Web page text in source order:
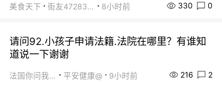
美食天下 街友472838572 8小时前 330 0
请问92.小孩子申请法籍.法院在哪里？有谁知
道说一下谢谢
法国你问我答 平安健康@ 9小时前 216 2